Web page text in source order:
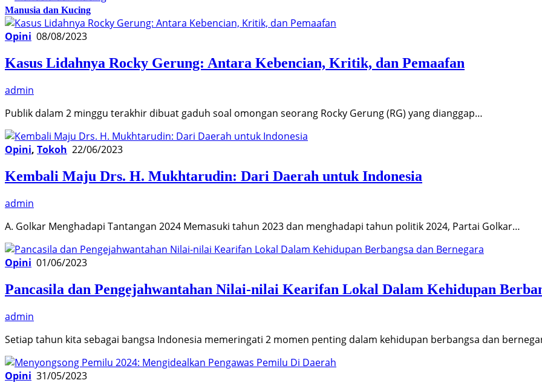
Manusia dan Kucing
Opini 08/08/2023
Kasus Lidahnya Rocky Gerung: Antara Kebencian, Kritik, dan Pemaafan
admin
Publik dalam 2 minggu terakhir dibuat gaduh soal omongan seorang Rocky Gerung (RG) yang dianggap…
Opini, Tokoh 22/06/2023
Kembali Maju Drs. H. Mukhtarudin: Dari Daerah untuk Indonesia
admin
A. Golkar Menghadapi Tantangan 2024 Memasuki tahun 2023 dan menghadapi tahun politik 2024, Partai Golkar…
Opini 01/06/2023
Pancasila dan Pengejahwantahan Nilai-nilai Kearifan Lokal Dalam Kehidupan
admin
Setiap tahun kita sebagai bangsa Indonesia memeringati 2 momen penting dalam kehidupan berbangsa dan
Opini 31/05/2023